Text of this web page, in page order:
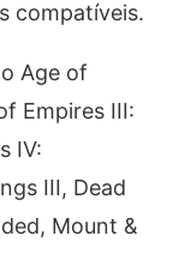
compatíveis.
Age of
Empires III:
IV:
III, Dead
Mount &